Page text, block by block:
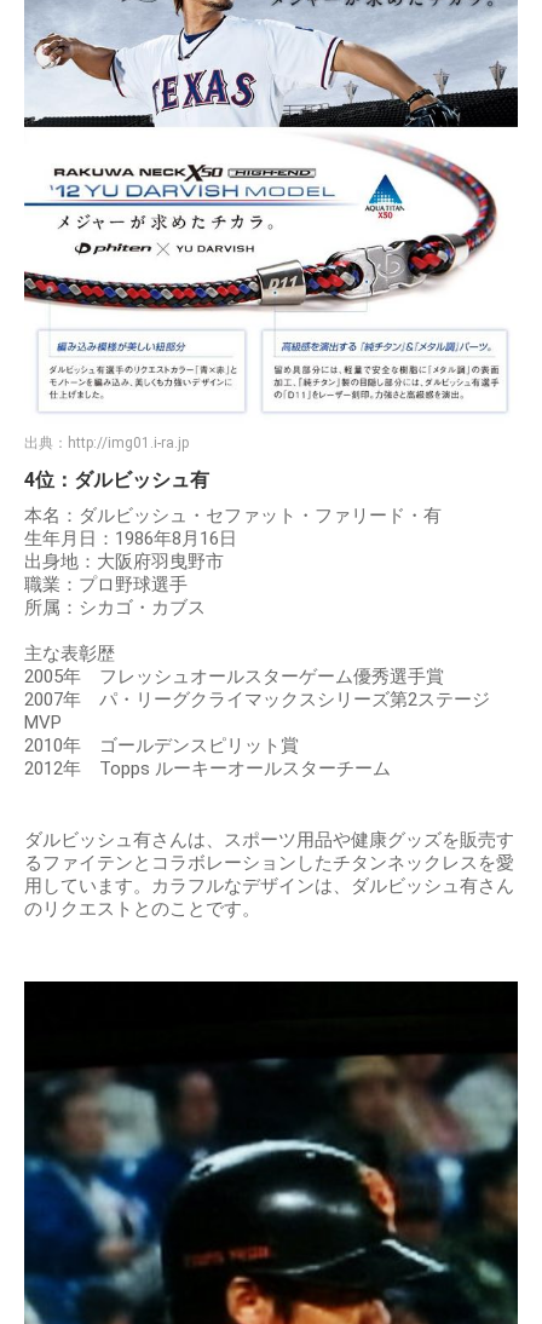
出典： http://img01.i-ra.jp
4位：ダルビッシュ有
本名：ダルビッシュ・セファット・ファリード・有
生年月日：1986年8月16日
出身地：大阪府羽曳野市
職業：プロ野球選手
所属：シカゴ・カブス
主な表彰歴
2005年 フレッシュオールスターゲーム優秀選手賞
2007年 パ・リーグクライマックスシリーズ第2ステージ
MVP
2010年 ゴールデンスピリット賞
2012年 Topps ルーキーオールスターチーム
ダルビッシュ有さんは、スポーツ用品や健康グッズを販売す
るファイテンとコラボレーションしたチタンネックレスを愛
用しています。カラフルなデザインは、ダルビッシュ有さん
のリクエストとのことです。